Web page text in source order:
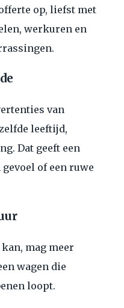
op, liefst met
werkuren en
van
leeftijd,
Dat geeft een
of een ruwe
mag meer
wagen die
loopt.